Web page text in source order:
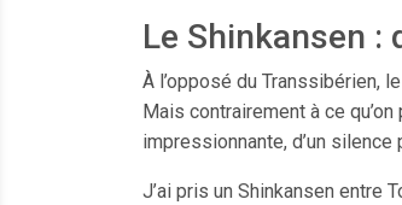
Le Shinkansen :
À l’opposé du Transsibérien,
Mais contrairement à ce
impressionnante, d’un silence
J’ai pris un Shinkansen entre